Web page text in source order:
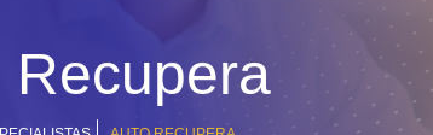
Recupera